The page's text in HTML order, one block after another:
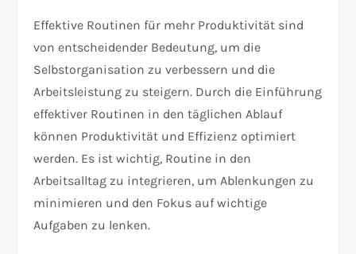
Effektive Routinen für mehr Produktivität sind
von entscheidender Bedeutung, um die
Selbstorganisation zu verbessern und die
Arbeitsleistung zu steigern. Durch die Einführung
effektiver Routinen in den täglichen Ablauf
können Produktivität und Effizienz optimiert
werden. Es ist wichtig, Routine in den
Arbeitsalltag zu integrieren, um Ablenkungen zu
minimieren und den Fokus auf wichtige
Aufgaben zu lenken.